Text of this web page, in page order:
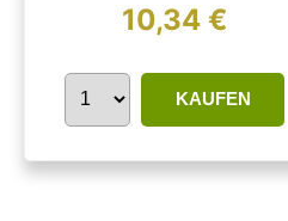
10,34 €
KAUFEN